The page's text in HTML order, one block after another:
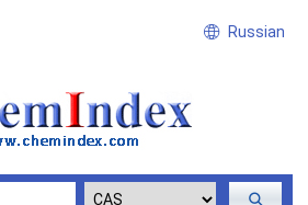
Russian